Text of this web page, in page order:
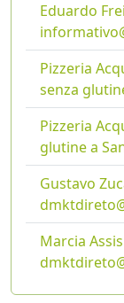
Eduardo
Pizzeria
senza
Pizzeria
glutine a
Gustavo
Marcia